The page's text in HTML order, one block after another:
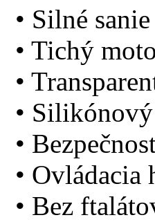
• Silné sanie
• Tichý
•
•
•
•
• Bez